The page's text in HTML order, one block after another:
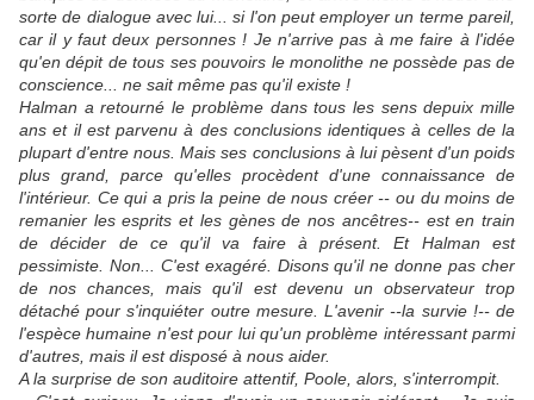
sorte de dialogue avec lui... si l'on peut employer un terme pareil,
car il y faut deux personnes ! Je n'arrive pas à me faire à l'idée
qu'en dépit de tous ses pouvoirs le monolithe ne possède pas de
conscience... ne sait même pas qu'il existe !
Halman a retourné le problème dans tous les sens depuix mille
ans et il est parvenu à des conclusions identiques à celles de la
plupart d'entre nous. Mais ses conclusions à lui pèsent d'un poids
plus grand, parce qu'elles procèdent d'une connaissance de
l'intérieur. Ce qui a pris la peine de nous créer -- ou du moins de
remanier les esprits et les gènes de nos ancêtres-- est en train
de décider de ce qu'il va faire à présent. Et Halman est
pessimiste. Non... C'est exagéré. Disons qu'il ne donne pas cher
de nos chances, mais qu'il est devenu un observateur trop
détaché pour s'inquiéter outre mesure. L'avenir --la survie !-- de
l'espèce humaine n'est pour lui qu'un problème intéressant parmi
d'autres, mais il est disposé à nous aider.
A la surprise de son auditoire attentif, Poole, alors, s'interrompit.